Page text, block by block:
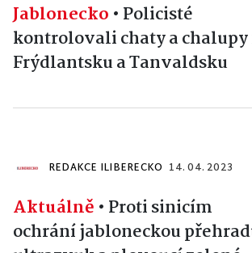
Jablonecko • Policisté
kontrolovali chaty a chalupy
Frýdlantsku a Tanvaldsku
REDAKCE ILIBERECKO 14. 04. 2023
Aktuálně • Proti sinicím
ochrání jabloneckou